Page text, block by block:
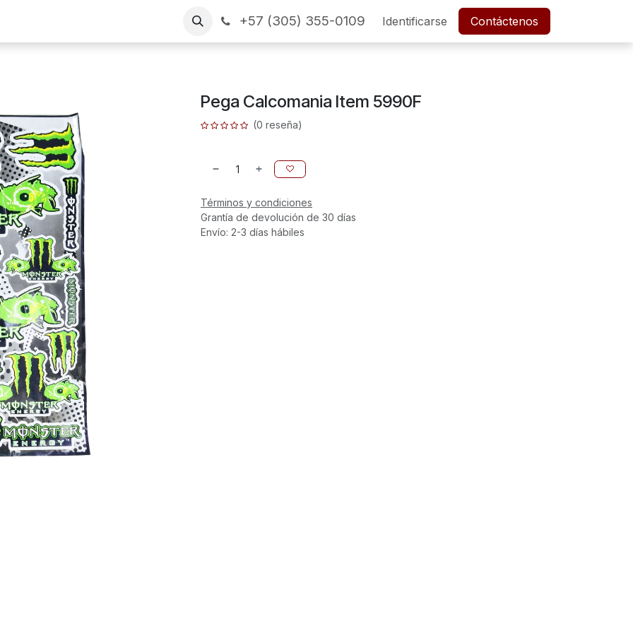
CONTÁCTENOS Financiamiento SERVICIO POSTVENTA Empleos
+57 (305) 355-0109 Identificarse Contáctenos
Pega Calcomania Item 5990F
(0 reseña)
Términos y condiciones
Grantía de devolución de 30 días
Envío: 2-3 días hábiles